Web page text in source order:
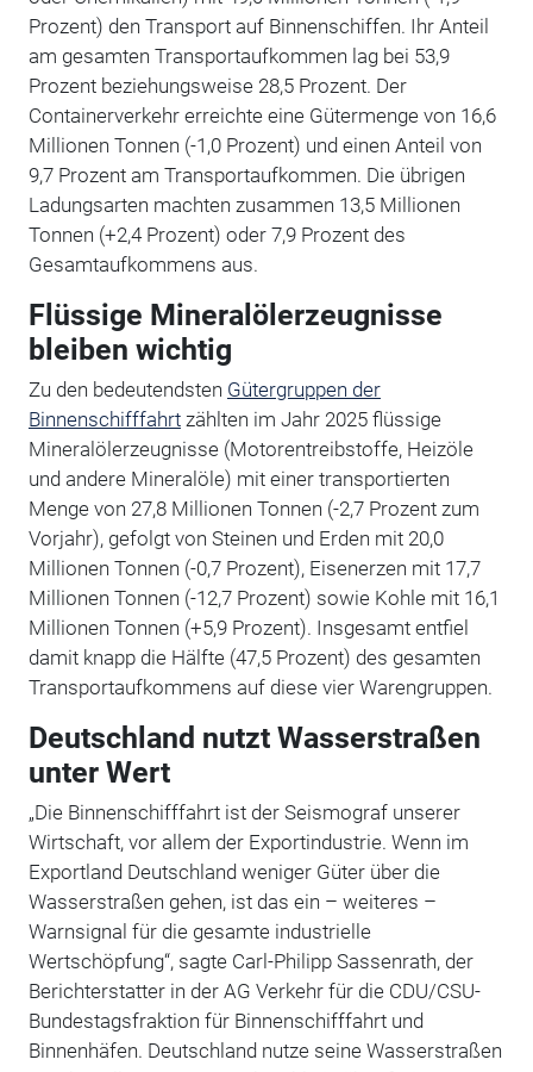
Prozent) den Transport auf Binnenschiffen. Ihr Anteil
am gesamten Transportaufkommen lag bei 53,9
Prozent beziehungsweise 28,5 Prozent. Der
Containerverkehr erreichte eine Gütermenge von 16,6
Millionen Tonnen (-1,0 Prozent) und einen Anteil von
9,7 Prozent am Transportaufkommen. Die übrigen
Ladungsarten machten zusammen 13,5 Millionen
Tonnen (+2,4 Prozent) oder 7,9 Prozent des
Gesamtaufkommens aus.
Flüssige Mineralölerzeugnisse
bleiben wichtig
Zu den bedeutendsten Gütergruppen der
Binnenschifffahrtzählten im Jahr 2025 flüssige
Mineralölerzeugnisse (Motorentreibstoffe, Heizöle
und andere Mineralöle) mit einer transportierten
Menge von 27,8 Millionen Tonnen (-2,7 Prozent zum
Vorjahr), gefolgt von Steinen und Erden mit 20,0
Millionen Tonnen (-0,7 Prozent), Eisenerzen mit 17,7
Millionen Tonnen (-12,7 Prozent) sowie Kohle mit 16,1
Millionen Tonnen (+5,9 Prozent). Insgesamt entfiel
damit knapp die Hälfte (47,5 Prozent) des gesamten
Transportaufkommens auf diese vier Warengruppen.
Deutschland nutzt Wasserstraßen
unter Wert
„Die Binnenschifffahrt ist der Seismograf unserer
Wirtschaft, vor allem der Exportindustrie. Wenn im
Exportland Deutschland weniger Güter über die
Wasserstraßen gehen, ist das ein – weiteres –
Warnsignal für die gesamte industrielle
Wertschöpfung“, sagte Carl-Philipp Sassenrath, der
Berichterstatter in der AG Verkehr für die CDU/CSU-
Bundestagsfraktion für Binnenschifffahrt und
Binnenhäfen. Deutschland nutze seine Wasserstraßen